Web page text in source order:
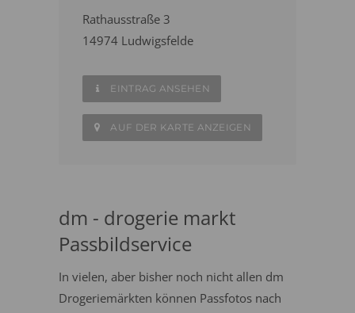
Rathausstraße 3
14974 Ludwigsfelde
EINTRAG ANSEHEN
AUF DER KARTE ANZEIGEN
dm - drogerie markt
Passbildservice
In vielen, aber bisher noch nicht allen dm
Drogeriemärkten können Passfotos nach